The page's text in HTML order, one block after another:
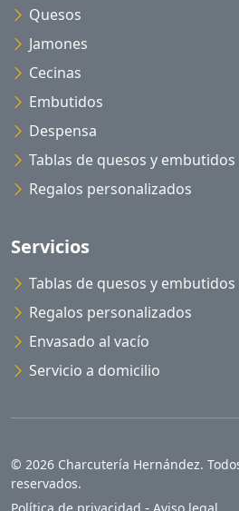
Quesos
Jamones
Cecinas
Embutidos
Despensa
Tablas de quesos y embutidos
Regalos personalizados
Servicios
Tablas de quesos y embutidos
Regalos personalizados
Envasado al vacío
Servicio a domicilio
© 2026 Charcutería Hernández.
reservados.